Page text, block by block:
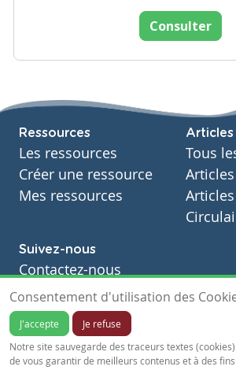
Consulter
Ressources
Les ressources
Créer une ressource
Mes ressources
Articles
Tous
Articles
Articles
Suivez-nous
Contactez-nous
Soutien scolaire
Notre page Facebook
S'inscrire à notre newsletter
Consentement d'utilisation des
J'accepte
Je refuse
Notre site sauvegarde des traceurs textes
de vous garantir de meilleurs contenus et à des